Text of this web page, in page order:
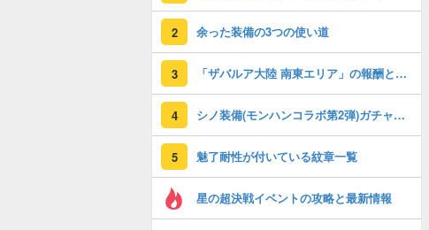
2 余った装備の3つの使い道
3 「ザバルア大陸 南東エリア」の報酬と獲得経験値
4 シノ装備(モンハンコラボ第2弾)ガチャの情報まとめ
5 魅了耐性が付いている紋章一覧
星の超決戦イベントの攻略と最新情報